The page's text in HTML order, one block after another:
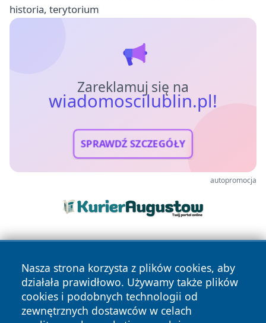
historia, terytorium
Zareklamuj się na
wiadomoscilublin.pl!
SPRAWDŹ SZCZEGÓŁY
autopromocja
Nasza strona korzysta z plików cookies, aby
działała prawidłowo. Używamy także plików
cookies i podobnych technologii od
zewnętrznych dostawców w celach
Copyright © 2026 wiadomoscilublin.pl Wszystkie prawa